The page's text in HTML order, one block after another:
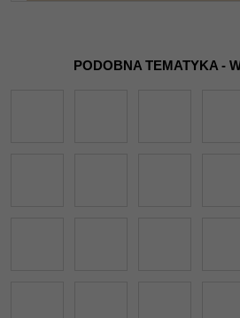
PODOBNA TEMATYKA -